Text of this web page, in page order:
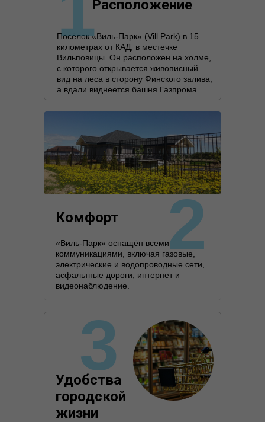
Комфорт
«Виль-Парк» оснащён всеми
коммуникациями, включая газовые,
электрические и водопроводные сети,
асфальтные дороги, интернет и
видеонаблюдение.
2
Расположение
Посёлок «Виль-Парк» (Vill Park) в 15
километрах от КАД, в местечке
Вильповицы. Он расположен на холме,
с которого открывается живописный
вид на леса в сторону Финского залива,
а вдали виднеется башня Газпрома.
Удобства
городской
жизни
3